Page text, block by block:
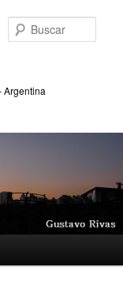
Argentina